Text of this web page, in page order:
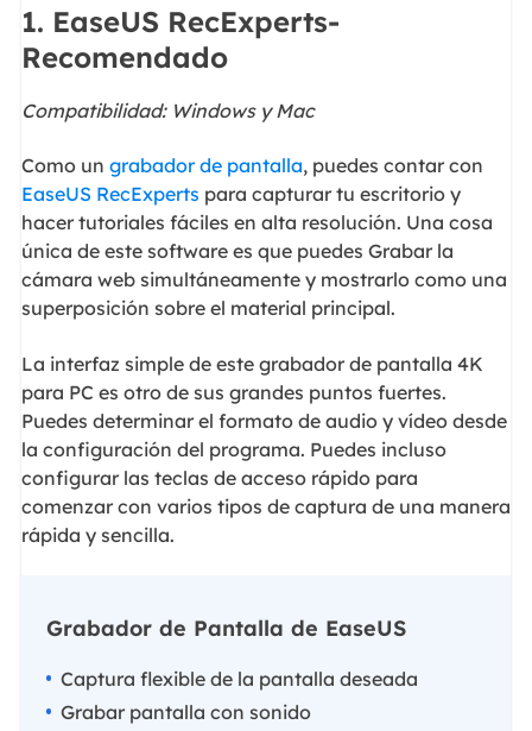
1. EaseUS RecExperts-
Recomendado
Compatibilidad: Windows y Mac
Como un grabador de pantalla, puedes contar con
EaseUS RecExperts para capturar tu escritorio y
hacer tutoriales fáciles en alta resolución. Una cosa
única de este software es que puedes Grabar la
cámara web simultáneamente y mostrarlo como una
superposición sobre el material principal.
La interfaz simple de este grabador de pantalla 4K
para PC es otro de sus grandes puntos fuertes.
Puedes determinar el formato de audio y vídeo desde
la configuración del programa. Puedes incluso
configurar las teclas de acceso rápido para
comenzar con varios tipos de captura de una manera
rápida y sencilla.
Grabador de Pantalla de EaseUS
Captura flexible de la pantalla deseada
Grabar pantalla con sonido